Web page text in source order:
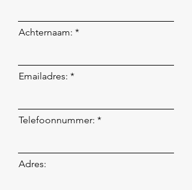
Achternaam:
Emailadres:
Telefoonnummer:
Adres: